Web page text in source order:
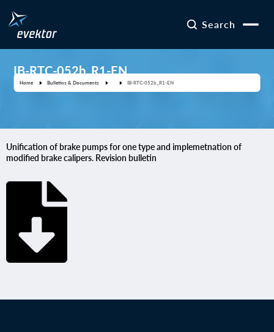
Search
IB-RTC-052b_R1-EN
Home Bulletins & Documents IB-RTC-052b_R1-EN
Unification of brake pumps for one type and implemetnation of
modified brake calipers. Revision bulletin